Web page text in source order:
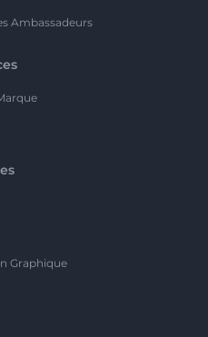
Ambassadeurs
Graphique